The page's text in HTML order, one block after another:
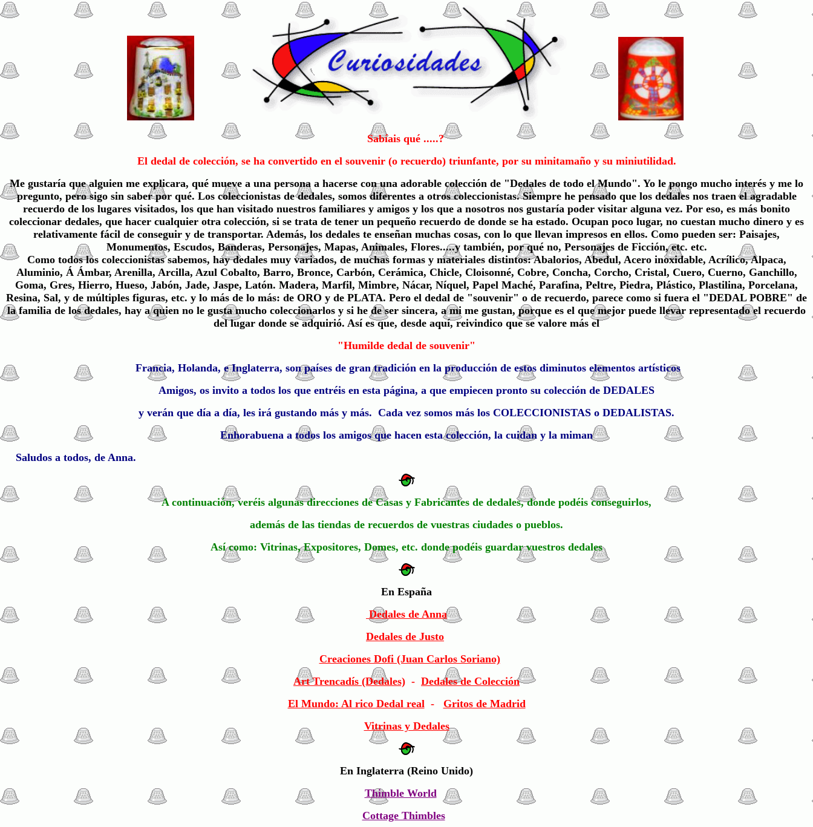
Sabíais qué .....?
El dedal de colección, se ha convertido en el souvenir (o recuerdo) triunfante, por su minitamaño y su miniutilidad.
Me gustaría que alguien me explicara, qué mueve a una persona a hacerse con una adorable colección de "Dedales de todo el Mundo". Yo le pongo mucho interés y me lo
pregunto, pero sigo sin saber por qué. Los coleccionistas de dedales, somos diferentes a otros coleccionistas. Siempre he pensado que los dedales nos traen el agradable
recuerdo de los lugares visitados, los que han visitado nuestros familiares y amigos y los que a nosotros nos gustaría poder visitar alguna vez. Por eso, es más bonito
coleccionar dedales, que hacer cualquier otra colección, si se trata de tener un pequeño recuerdo de donde se ha estado. Ocupan poco lugar, no cuestan mucho dinero y es
relativamente fácil de conseguir y de transportar. Además, los dedales te enseñan muchas cosas, con lo que llevan impresos en ellos. Como pueden ser: Paisajes,
Monumentos, Escudos, Banderas, Personajes, Mapas, Animales, Flores.....y también, por qué no, Personajes de Ficción, etc. etc.
Como todos los coleccionistas sabemos, hay dedales muy variados, de muchas formas y materiales distintos: Abalorios, Abedul, Acero inoxidable, Acrílico, Alpaca,
Aluminio, Á Ámbar, Arenilla, Arcilla, Azul Cobalto, Barro, Bronce, Carbón, Cerámica, Chicle, Cloisonné, Cobre, Concha, Corcho, Cristal, Cuero, Cuerno, Ganchillo,
Goma, Gres, Hierro, Hueso, Jabón, Jade, Jaspe, Latón. Madera, Marfil, Mimbre, Nácar, Níquel, Papel Maché, Parafina, Peltre, Piedra, Plástico, Plastilina, Porcelana,
Resina, Sal, y de múltiples figuras, etc. y lo más de lo más: de ORO y de PLATA. Pero el dedal de "souvenir" o de recuerdo, parece como si fuera el "DEDAL POBRE" de
la familia de los dedales, hay a quien no le gusta mucho coleccionarlos y si he de ser sincera, a mi me gustan, porque es el que mejor puede llevar representado el recuerdo
del lugar donde se adquirió. Así es que, desde aquí, reivindico que se valore más el
"Humilde dedal de souvenir"
Francia, Holanda, e Inglaterra, son países de gran tradición en la producción de estos diminutos elementos artísticos
Amigos, os invito a todos los que entréis en esta página, a que empiecen pronto su colección de DEDALES
y verán que día a día, les irá gustando más y más. Cada vez somos más los COLECCIONISTAS o DEDALISTAS.
Enhorabuena a todos los amigos que hacen esta colección, la cuidan y la miman
Saludos a todos, de Anna.
A continuación, veréis algunas direcciones de Casas y Fabricantes de dedales, donde podéis conseguirlos,
además de las tiendas de recuerdos de vuestras ciudades o pueblos.
Así como: Vitrinas, Expositores, Domes, etc. donde podéis guardar vuestros dedales
En España
Dedales de Anna
Dedales de Justo
Creaciones Dofi (Juan Carlos Soriano)
Art Trencadís (Dedales) - Dedales de Colección
El Mundo: Al rico Dedal real- Gritos de Madrid
Vitrinas y Dedales
En Inglaterra (Reino Unido)
Thimble World
Cottage Thimbles